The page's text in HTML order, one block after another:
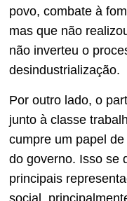
povo, combate à
mas que não
não inverteu o
desindustrialização.
Por outro lado, o
junto à classe
cumpre um papel
do governo. Isso se
principais
social,